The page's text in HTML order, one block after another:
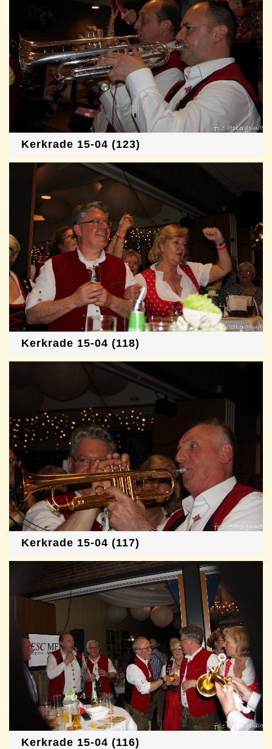
Kerkrade 15-04 (123)
Kerkrade 15-04 (118)
Kerkrade 15-04 (117)
Kerkrade 15-04 (116)